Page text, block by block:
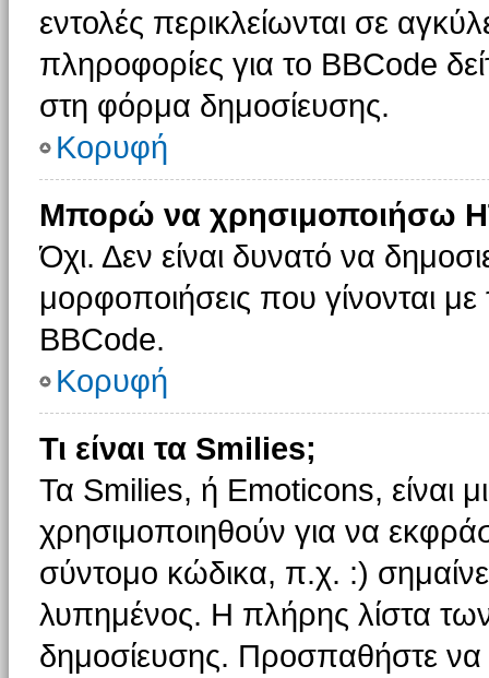
εντολές περικλείωνται σε
πληροφορίες για το BBCode
στη φόρμα δημοσίευσης.
Κορυφή
Μπορώ να χρησιμοποιήσω
Όχι. Δεν είναι δυνατό να
μορφοποιήσεις που γίνονται
BBCode.
Κορυφή
Τι είναι τα Smilies;
Τα Smilies, ή Emoticons, είναι
χρησιμοποιηθούν για να
σύντομο κώδικα, π.χ. :)
λυπημένος. Η πλήρης λίστα των
δημοσίευσης. Προσπαθήστε να